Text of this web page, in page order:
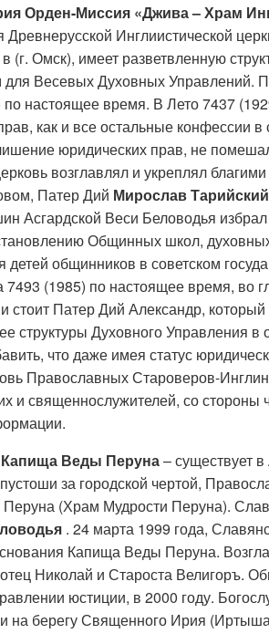
Орден-Миссия «Джива – Храм
Древнерусской Инглиистической
(г. Омск), имеет разветвленную
Весевых Духовных Управлений.
по настоящее время. В Лето 7437
как и все остальные конфессии в
юридических прав, не
возглавлял и укреплял
Патер Дий Мирослав Тарийский
Асгардской Веси Беловодья
Общинных школ,
детей общинников в советском
7493 (1985) по настоящее время, во
стоит Патер Дий Александр,
структуры Духовного Управления
что даже имея статус
Православных Староверов-
и священнослужителей, со стороны
Веды Перуна– существует
за городской чертой,
(Храм Мудрости Перуна).
. 24 марта 1999 года,
Капища Веды Перуна.
Николай и Староста Велигоръ.
юстиции, в 2000 году.
на берегу Священного Ирия